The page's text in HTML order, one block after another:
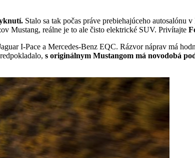
Stalo sa tak počas práve prebiehajúceho autosalónu
Mustang, reálne je to ale čisto elektrické SUV. Privítajte
I-Pace a Mercedes-Benz EQC. Rázvor náprav má
s originálnym Mustangom má novodobá